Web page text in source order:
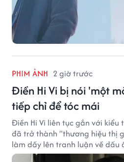
PHIM ẢNH 2 giờ trước
Điền Hi Vi bị nói 'một
tiếp chỉ để tóc mái
Điền Hi Vi liên tục gắn với
đã trở thành "thương hiệu thị
làm dấy lên tranh luận về dấu
năng biến hóa trên màn ảnh.